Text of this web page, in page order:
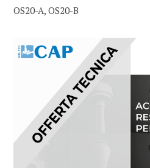
OS20-A, OS20-B